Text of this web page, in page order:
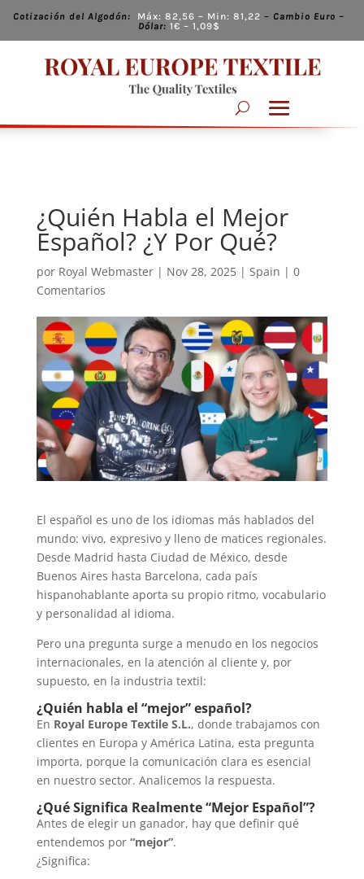
Cotización del Algodón: Máx: 82,56 – Min: 81,22 – Cambio Euro –
Dólar: 1€ – 1,09$
¿Quién Habla el Mejor
Español? ¿Y Por Qué?
por Royal Webmaster| Nov 28, 2025| Spain | 0
Comentarios
El español es uno de los idiomas más hablados del
mundo: vivo, expresivo y lleno de matices regionales.
Desde Madrid hasta Ciudad de México, desde
Buenos Aires hasta Barcelona, cada país
hispanohablante aporta su propio ritmo, vocabulario
y personalidad al idioma.
Pero una pregunta surge a menudo en los negocios
internacionales, en la atención al cliente y, por
supuesto, en la industria textil:
¿Quién habla el “mejor” español?
En Royal Europe Textile S.L., donde trabajamos con
clientes en Europa y América Latina, esta pregunta
importa, porque la comunicación clara es esencial
en nuestro sector. Analicemos la respuesta.
¿Qué Significa Realmente “Mejor Español”?
Antes de elegir un ganador, hay que definir qué
entendemos por “mejor”.
¿Significa: